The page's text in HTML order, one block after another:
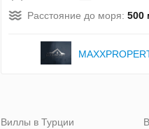
Расстояние до моря: 500
Виллы в Турции